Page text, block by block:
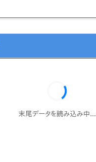
末尾データを読み込み中...